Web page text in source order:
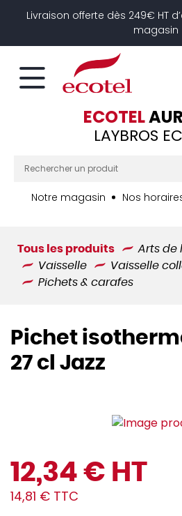
Livraison offerte dès 249€ HT
magasin
ECOTEL
LAYBROS
Notre magasin Nos
Tous les produits
Arts de
Vaisselle
Vaisselle
Pichets & carafes
Pichet
27 cl Jazz
12,34 € HT
14,81 € TTC
Panneau de gestion des cookies